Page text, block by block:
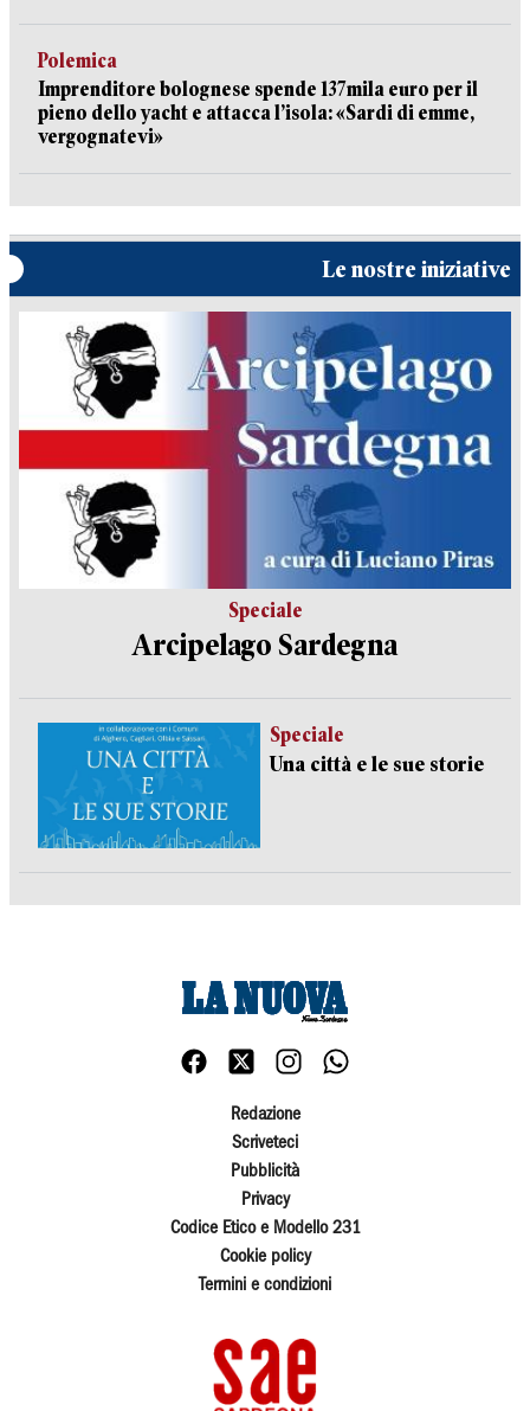
Polemica
Imprenditore bolognese spende 137mila euro per il
pieno dello yacht e attacca l’isola: «Sardi di emme,
vergognatevi»
Le nostre iniziative
Speciale
Arcipelago Sardegna
Speciale
Una città e le sue storie
Redazione
Scriveteci
Pubblicità
Privacy
Codice Etico e Modello 231
Cookie policy
Termini e condizioni